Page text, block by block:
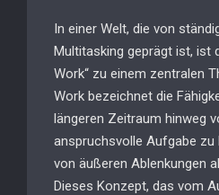
In einer Welt, die von
Multitasking geprägt ist, ist
Work“ zu einem zentralen
Work bezeichnet die
längeren Zeitraum hinweg
anspruchsvolle Aufgabe zu
von äußeren Ablenkungen
Dieses Konzept, das vom